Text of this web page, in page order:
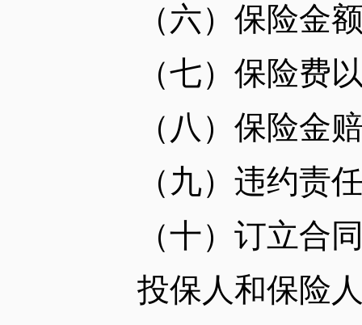
（六）保险金
（七）保险费以
（八）保险金赔
（九）违约责任
（十）订立合同
投保人和保险人